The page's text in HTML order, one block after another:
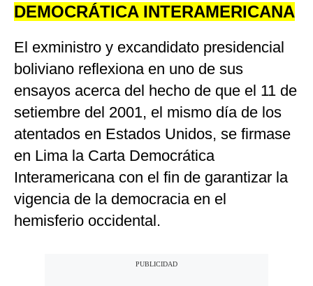
DEMOCRÁTICA INTERAMERICANA
El exministro y excandidato presidencial
boliviano reflexiona en uno de sus
ensayos acerca del hecho de que el 11 de
setiembre del 2001, el mismo día de los
atentados en Estados Unidos, se firmase
en Lima la Carta Democrática
Interamericana con el fin de garantizar la
vigencia de la democracia en el
hemisferio occidental.